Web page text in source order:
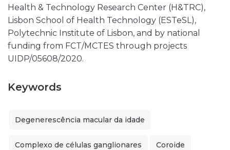
Health & Technology Research Center (H&TRC),
Lisbon School of Health Technology (ESTeSL),
Polytechnic Institute of Lisbon, and by national
funding from FCT/MCTES through projects
UIDP/05608/2020.
Keywords
Degenerescência macular da idade
Complexo de células ganglionares Coroide